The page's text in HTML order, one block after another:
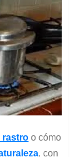
rastro o cómo
, con